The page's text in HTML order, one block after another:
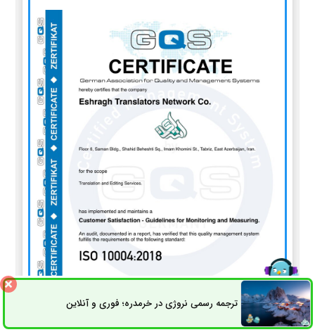
ترجمه رسمی نروژی در خرمدره؛ فوری و آنلاینثبت سفارش راه های ارتباطی